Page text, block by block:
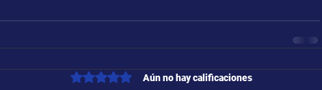
Obtuvo 0 de 5 estrellas.Aún no hay calificaciones